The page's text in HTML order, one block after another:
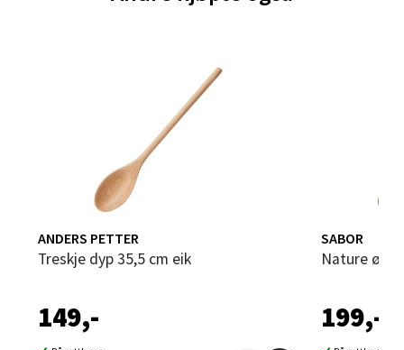
ANDERS PETTER
Treskje dyp 35,5 cm eik
149,-
SABOR
Nature øse
199,-
Sandvika - Thon Senter Sandvika
Brodtkorbsgate 7, 1338 Sandvika
Åpent i dag 10-21
0 i butikk
Bergen - Thon Senter Sartor